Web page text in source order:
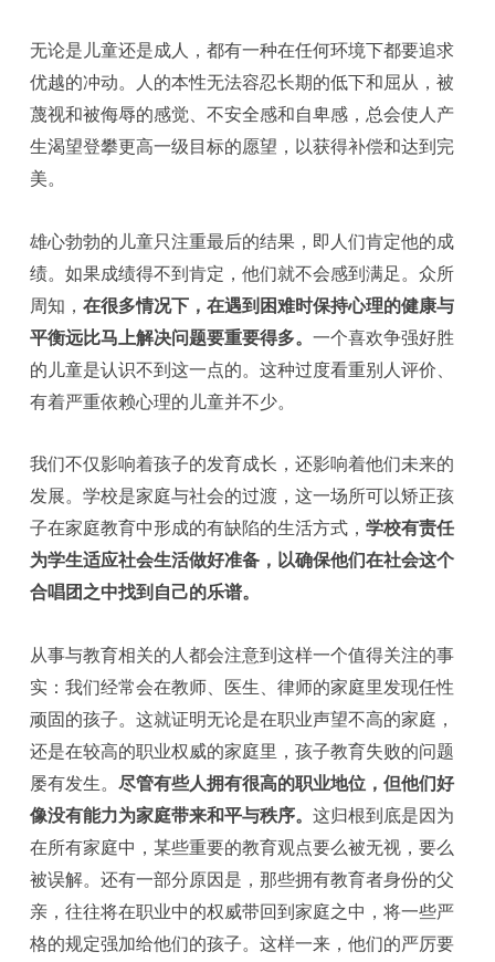
无论是儿童还是成人，都有一种在任何环境下都要追求
优越的冲动。人的本性无法容忍长期的低下和屈从，被
蔑视和被侮辱的感觉、不安全感和自卑感，总会使人产
生渴望登攀更高一级目标的愿望，以获得补偿和达到完
美。
雄心勃勃的儿童只注重最后的结果，即人们肯定他的成
绩。如果成绩得不到肯定，他们就不会感到满足。众所
周知，在很多情况下，在遇到困难时保持心理的健康与
平衡远比马上解决问题要重要得多。一个喜欢争强好胜
的儿童是认识不到这一点的。这种过度看重别人评价、
有着严重依赖心理的儿童并不少。
我们不仅影响着孩子的发育成长，还影响着他们未来的
发展。学校是家庭与社会的过渡，这一场所可以矫正孩
子在家庭教育中形成的有缺陷的生活方式，学校有责任
为学生适应社会生活做好准备，以确保他们在社会这个
合唱团之中找到自己的乐谱。
从事与教育相关的人都会注意到这样一个值得关注的事
实：我们经常会在教师、医生、律师的家庭里发现任性
顽固的孩子。这就证明无论是在职业声望不高的家庭，
还是在较高的职业权威的家庭里，孩子教育失败的问题
屡有发生。尽管有些人拥有很高的职业地位，但他们好
像没有能力为家庭带来和平与秩序。这归根到底是因为
在所有家庭中，某些重要的教育观点要么被无视，要么
被误解。还有一部分原因是，那些拥有教育者身份的父
亲，往往将在职业中的权威带回到家庭之中，将一些严
格的规定强加给他们的孩子。这样一来，他们的严厉要